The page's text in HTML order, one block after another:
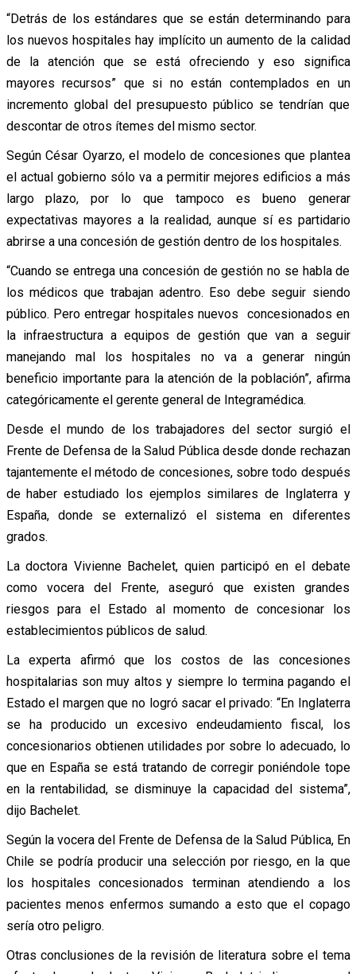
“Detrás de los estándares que se están determinando para
los nuevos hospitales hay implícito un aumento de la calidad
de la atención que se está ofreciendo y eso significa
mayores recursos” que si no están contemplados en un
incremento global del presupuesto público se tendrían que
descontar de otros ítemes del mismo sector.
Según César Oyarzo, el modelo de concesiones que plantea
el actual gobierno sólo va a permitir mejores edificios a más
largo plazo, por lo que tampoco es bueno generar
expectativas mayores a la realidad, aunque sí es partidario
abrirse a una concesión de gestión dentro de los hospitales.
“Cuando se entrega una concesión de gestión no se habla de
los médicos que trabajan adentro. Eso debe seguir siendo
público. Pero entregar hospitales nuevos concesionados en
la infraestructura a equipos de gestión que van a seguir
manejando mal los hospitales no va a generar ningún
beneficio importante para la atención de la población”, afirma
categóricamente el gerente general de Integramédica.
Desde el mundo de los trabajadores del sector surgió el
Frente de Defensa de la Salud Pública desde donde rechazan
tajantemente el método de concesiones, sobre todo después
de haber estudiado los ejemplos similares de Inglaterra y
España, donde se externalizó el sistema en diferentes
grados.
La doctora Vivienne Bachelet, quien participó en el debate
como vocera del Frente, aseguró que existen grandes
riesgos para el Estado al momento de concesionar los
establecimientos públicos de salud.
La experta afirmó que los costos de las concesiones
hospitalarias son muy altos y siempre lo termina pagando el
Estado el margen que no logró sacar el privado: “En Inglaterra
se ha producido un excesivo endeudamiento fiscal, los
concesionarios obtienen utilidades por sobre lo adecuado, lo
que en España se está tratando de corregir poniéndole tope
en la rentabilidad, se disminuye la capacidad del sistema”,
dijo Bachelet.
Según la vocera del Frente de Defensa de la Salud Pública, En
Chile se podría producir una selección por riesgo, en la que
los hospitales concesionados terminan atendiendo a los
pacientes menos enfermos sumando a esto que el copago
sería otro peligro.
Otras conclusiones de la revisión de literatura sobre el tema